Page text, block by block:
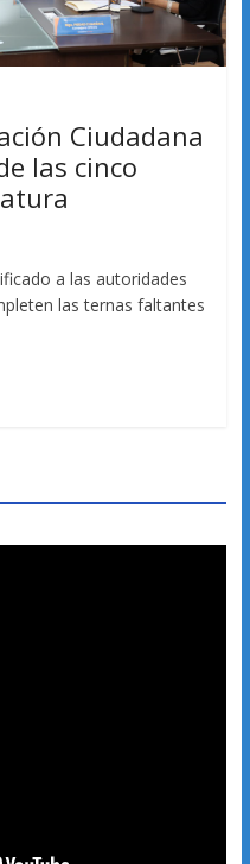
Ciudadana
las cinco
a las autoridades
las ternas faltantes